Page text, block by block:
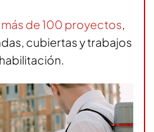
más de 100 proyectos,
cubiertas y trabajos